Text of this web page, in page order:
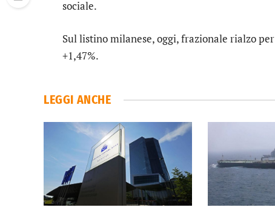
sociale.
Sul listino milanese, oggi, frazionale rialzo per
+1,47%.
LEGGI ANCHE